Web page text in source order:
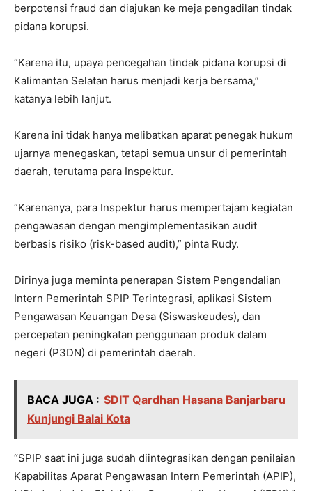
berpotensi fraud dan diajukan ke meja pengadilan tindak
pidana korupsi.
“Karena itu, upaya pencegahan tindak pidana korupsi di
Kalimantan Selatan harus menjadi kerja bersama,”
katanya lebih lanjut.
Karena ini tidak hanya melibatkan aparat penegak hukum
ujarnya menegaskan, tetapi semua unsur di pemerintah
daerah, terutama para Inspektur.
“Karenanya, para Inspektur harus mempertajam kegiatan
pengawasan dengan mengimplementasikan audit
berbasis risiko (risk-based audit),” pinta Rudy.
Dirinya juga meminta penerapan Sistem Pengendalian
Intern Pemerintah SPIP Terintegrasi, aplikasi Sistem
Pengawasan Keuangan Desa (Siswaskeudes), dan
percepatan peningkatan penggunaan produk dalam
negeri (P3DN) di pemerintah daerah.
BACA JUGA : SDIT Qardhan Hasana Banjarbaru
Kunjungi Balai Kota
“SPIP saat ini juga sudah diintegrasikan dengan penilaian
Kapabilitas Aparat Pengawasan Intern Pemerintah (APIP),